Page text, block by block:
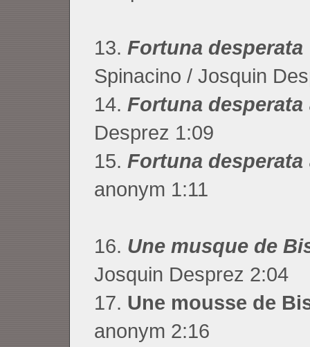
13. Fortuna desperata
Spinacino / Josquin
14. Fortuna desperata
Desprez 1:09
15. Fortuna desperata
anonym 1:11
16. Une musque de
Josquin Desprez 2:04
17. Une mousse de
anonym 2:16